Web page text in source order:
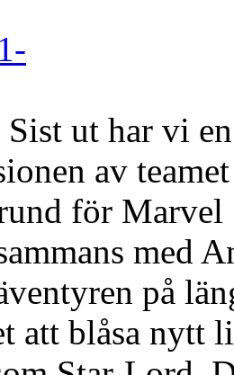
Sist ut har vi
av
för Marvel
med
på
att blåsa nytt